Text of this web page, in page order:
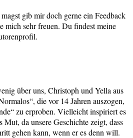
gib mir doch gerne ein Feedback
mich sehr freuen. Du findest meine
über uns, Christoph und Yella aus
die vor 14 Jahren auszogen,
zu erproben. Vielleicht inspiriert es
Mut, da unsere Geschichte zeigt, dass
gehen kann, wenn er es denn will.